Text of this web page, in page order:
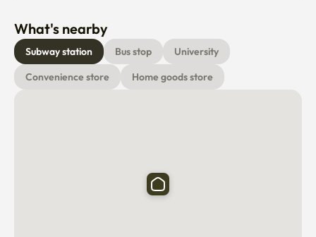
체험 프로그램을 운영합니다.
🍳 한국 음식 만들기 체험
What's nearby
Subway station Bus stop
University
Convenience store
Home goods store